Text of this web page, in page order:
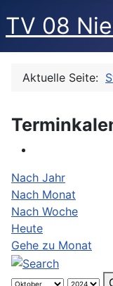
TV 08
Aktuelle Seite:
Nach Jahr
Nach Monat
Nach Woche
Heute
Gehe zu Monat